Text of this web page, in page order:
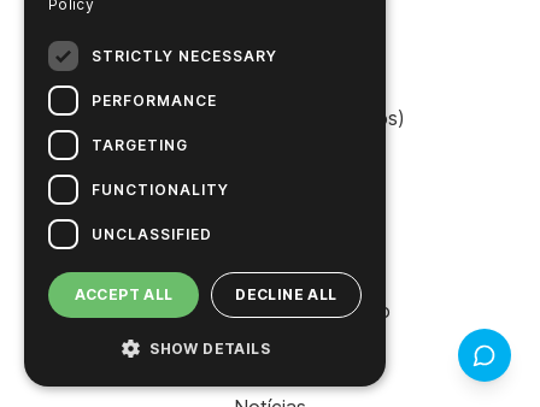
Login da SureTrend
Shop Online (Estados Unidos)
EMPRESA
Entre em contato conosco
Carreiras
Policy
STRICTLY NECESSARY
PERFORMANCE
TARGETING
FUNCTIONALITY
UNCLASSIFIED
ACCEPT ALL DECLINE ALL
SHOW DETAILS